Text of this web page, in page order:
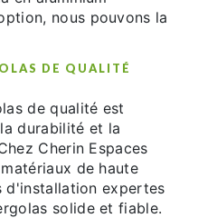
nous pouvons la
DE QUALITÉ
de qualité est
durabilité et la
Cherin Espaces
de haute
d'installation expertes
solide et fiable.